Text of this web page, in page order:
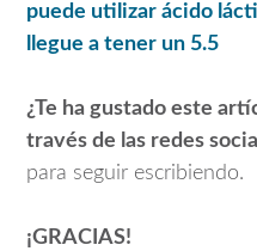
puede utilizar ácido
llegue a tener un 5.5
¿Te ha gustado este
través de las redes
para seguir escribiendo.
¡GRACIAS!